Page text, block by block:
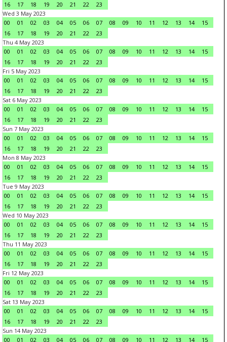
16
17 18 19 20 21 22
23
Wed 3 May 2023
00
01 02 03 04 05 06 07 08 09 10 11 12 13 14
15
16
17 18 19 20 21 22
23
Thu 4 May 2023
00
01 02 03 04 05 06 07 08 09 10 11 12 13 14
15
16
17 18 19 20 21 22
23
Fri 5 May 2023
00
01 02 03 04 05 06 07 08 09 10 11 12 13 14
15
16
17 18 19 20 21 22
23
Sat 6 May 2023
00
01 02 03 04 05 06 07 08 09 10 11 12 13 14
15
16
17 18 19 20 21 22
23
Sun 7 May 2023
00
01 02 03 04 05 06 07 08 09 10 11 12 13 14
15
16
17 18 19 20 21 22
23
Mon 8 May 2023
00
01 02 03 04 05 06 07 08 09 10 11 12 13 14
15
16
17 18 19 20 21 22
23
Tue 9 May 2023
00
01 02 03 04 05 06 07 08 09 10 11 12 13 14
15
16
17 18 19 20 21 22
23
Wed 10 May 2023
00
01 02 03 04 05 06 07 08 09 10 11 12 13 14
15
16
17 18 19 20 21 22
23
Thu 11 May 2023
00
01 02 03 04 05 06 07 08 09 10 11 12 13 14
15
16
17 18 19 20 21 22
23
Fri 12 May 2023
00
01 02 03 04 05 06 07 08 09 10 11 12 13 14
15
16
17 18 19 20 21 22
23
Sat 13 May 2023
00
01 02 03 04 05 06 07 08 09 10 11 12 13 14
15
16
17 18 19 20 21 22
23
Sun 14 May 2023
00
01 02 03 04 05 06 07 08 09 10 11 12 13 14 15